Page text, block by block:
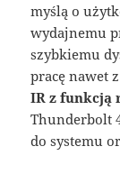
myślą o
wydajnemu
szybkiemu
pracę nawet
IR z funkcją
Thunderbolt
do systemu